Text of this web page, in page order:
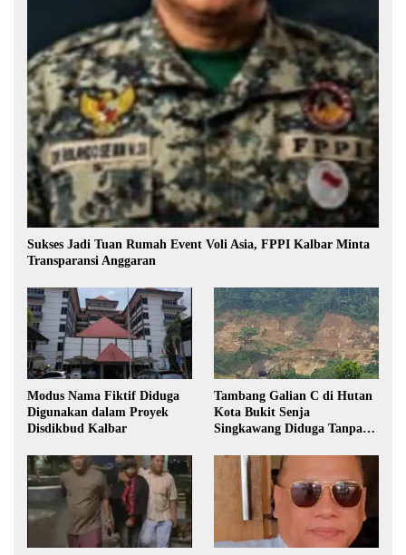
Sukses Jadi Tuan Rumah Event Voli Asia, FPPI Kalbar Minta
Transparansi Anggaran
Modus Nama Fiktif Diduga
Digunakan dalam Proyek
Disdikbud Kalbar
Tambang Galian C di Hutan
Kota Bukit Senja
Singkawang Diduga Tanpa